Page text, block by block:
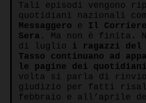
Tali episodi vengono
quotidiani nazionali
Messaggero e Il
Sera . Ma non è finita.
di luglio i ragazzi del
Tasso continuano ad
le pagine dei quotidiani
volta si parla di
giudizio per fatti
febbraio e all’aprile